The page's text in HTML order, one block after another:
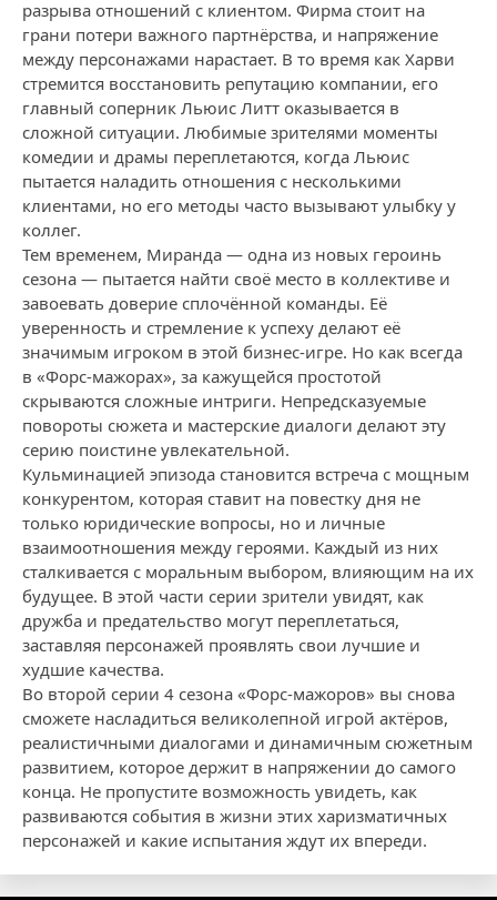
разрыва отношений с клиентом. Фирма стоит на
грани потери важного партнёрства, и напряжение
между персонажами нарастает. В то время как Харви
стремится восстановить репутацию компании, его
главный соперник Льюис Литт оказывается в
сложной ситуации. Любимые зрителями моменты
комедии и драмы переплетаются, когда Льюис
пытается наладить отношения с несколькими
клиентами, но его методы часто вызывают улыбку у
коллег.
Тем временем, Миранда — одна из новых героинь
сезона — пытается найти своё место в коллективе и
завоевать доверие сплочённой команды. Её
уверенность и стремление к успеху делают её
значимым игроком в этой бизнес-игре. Но как всегда
в «Форс-мажорах», за кажущейся простотой
скрываются сложные интриги. Непредсказуемые
повороты сюжета и мастерские диалоги делают эту
серию поистине увлекательной.
Кульминацией эпизода становится встреча с мощным
конкурентом, которая ставит на повестку дня не
только юридические вопросы, но и личные
взаимоотношения между героями. Каждый из них
сталкивается с моральным выбором, влияющим на их
будущее. В этой части серии зрители увидят, как
дружба и предательство могут переплетаться,
заставляя персонажей проявлять свои лучшие и
худшие качества.
Во второй серии 4 сезона «Форс-мажоров» вы снова
сможете насладиться великолепной игрой актёров,
реалистичными диалогами и динамичным сюжетным
развитием, которое держит в напряжении до самого
конца. Не пропустите возможность увидеть, как
развиваются события в жизни этих харизматичных
персонажей и какие испытания ждут их впереди.